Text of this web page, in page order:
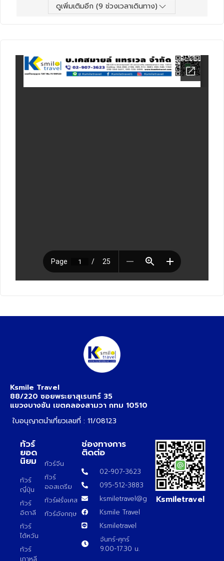
ดูเพิ่มเติมอีก (9 ช่วงเวลาเดินทาง)
Ksmile Travel
88/220 ซอยพระยาสุเรนทร์ 35
แขวงบางชัน เขตคลองสามวา กทม 10510
ใบอนุญาตนำเที่ยวเลขที่ : 11/08123
ทัวร์
ยอด
นิยม
ทัวร์
ญี่ปุ่น
ทัวร์
อิตาลี
ทัวร์
ไต้หวัน
ทัวร์
เกาหลี
ทัวร์จีน
ทัวร์
ออสเตรีย
ทัวร์ฝรั่งเศส
ทัวร์อังกฤษ
ช่องทางการ
ติดต่อ
02-907-3623
095-512-3883
ksmiletravel@gmail.com
Ksmile Travel
Ksmiletravel
จันทร์-ศุกร์
9.00-17.30 น.
Ksmiletravel